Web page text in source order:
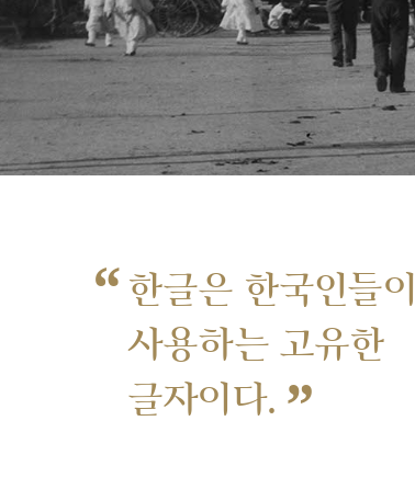
“ 한글은 한국인들이
사용하는 고유한
글자이다. ”